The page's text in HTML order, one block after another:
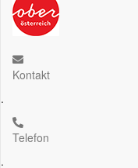
Kontakt
.
Telefon
.